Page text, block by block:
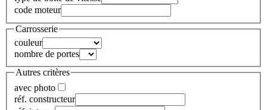
code moteur
Carrosserie
couleur
nombre de portes
Autres critères
avec photo
réf. constructeur